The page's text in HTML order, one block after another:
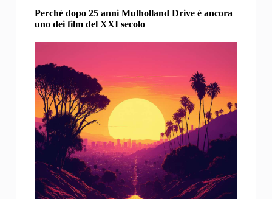
Perché dopo 25 anni Mulholland Drive è ancora
uno dei film del XXI secolo